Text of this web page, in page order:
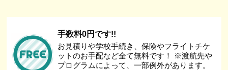
手数料0円です!!
お見積りや学校手続き、保険やフライトチケ
ットのお手配など全て無料です！ ※渡航先や
プログラムによって、一部例外があります。